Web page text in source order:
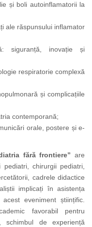
și boli autoinflamatorii la
ale răspunsului inflamator
siguranță, inovație și
respiratorie complexă
și complicațiile
contemporană;
orale, postere și e-
fără frontiere” are
chirurgii pediatri,
cadrele didactice
implicați în asistența
eveniment științific.
favorabil pentru
schimbul de experiență